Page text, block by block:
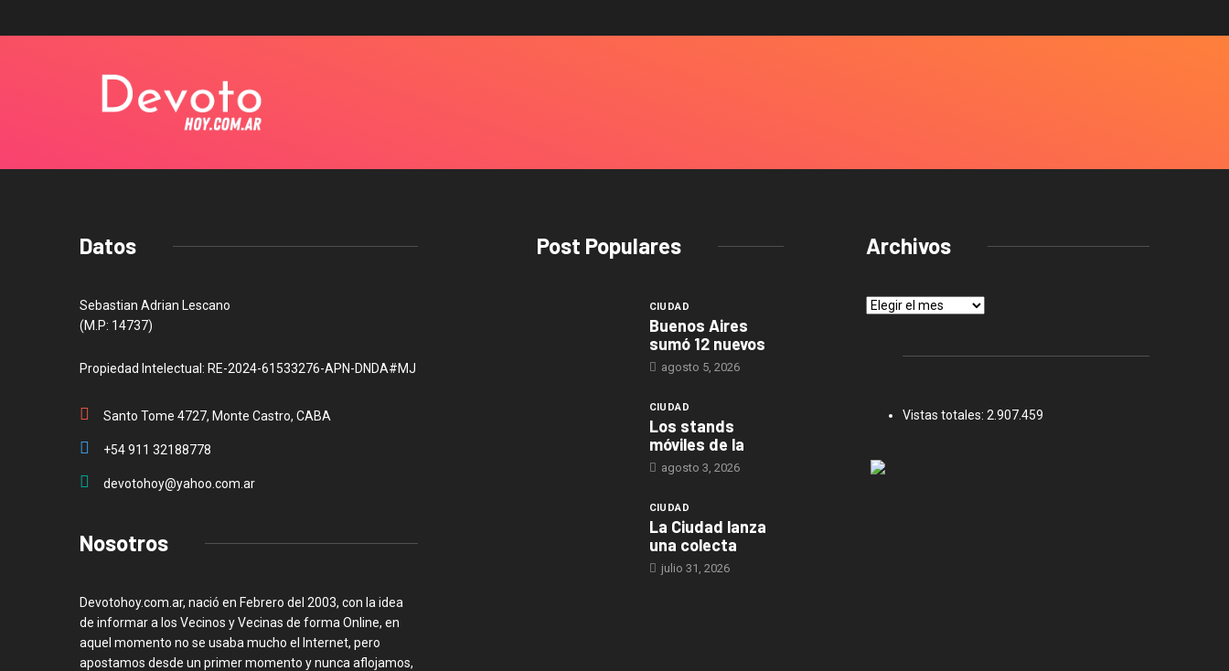
Datos
Sebastian Adrian Lescano
(M.P: 14737)
Propiedad Intelectual: RE-2024-61533276-APN-DNDA#MJ
Santo Tome 4727, Monte Castro, CABA
+54 911 32188778
devotohoy@yahoo.com.ar
Nosotros
Devotohoy.com.ar, nació en Febrero del 2003, con la idea
de informar a los Vecinos y Vecinas de forma Online, en
aquel momento no se usaba mucho el Internet, pero
apostamos desde un primer momento y nunca aflojamos,
Post Populares
CIUDAD
Buenos Aires
sumó 12 nuevos
agosto 5, 2026
CIUDAD
Los stands
móviles de la
agosto 3, 2026
CIUDAD
La Ciudad lanza
una colecta
julio 31, 2026
Archivos
Archivos
Vistas totales: 2.907.459